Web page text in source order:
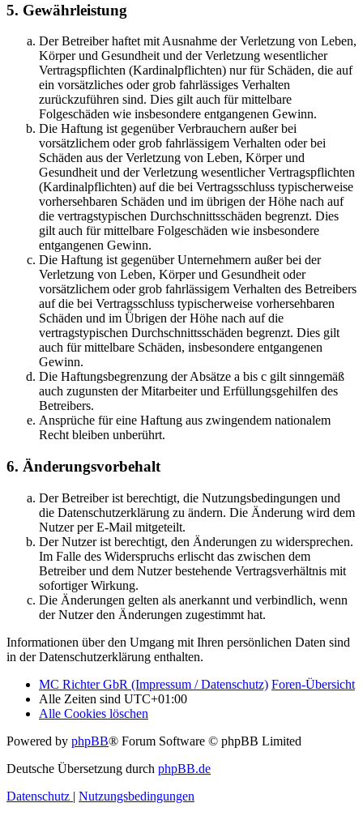
5. Gewährleistung
Der Betreiber haftet mit Ausnahme der Verletzung von Leben,
Körper und Gesundheit und der Verletzung wesentlicher
Vertragspflichten (Kardinalpflichten) nur für Schäden, die auf
ein vorsätzliches oder grob fahrlässiges Verhalten
zurückzuführen sind. Dies gilt auch für mittelbare
Folgeschäden wie insbesondere entgangenen Gewinn.
Die Haftung ist gegenüber Verbrauchern außer bei
vorsätzlichem oder grob fahrlässigem Verhalten oder bei
Schäden aus der Verletzung von Leben, Körper und
Gesundheit und der Verletzung wesentlicher Vertragspflichten
(Kardinalpflichten) auf die bei Vertragsschluss typischerweise
vorhersehbaren Schäden und im übrigen der Höhe nach auf
die vertragstypischen Durchschnittsschäden begrenzt. Dies
gilt auch für mittelbare Folgeschäden wie insbesondere
entgangenen Gewinn.
Die Haftung ist gegenüber Unternehmern außer bei der
Verletzung von Leben, Körper und Gesundheit oder
vorsätzlichem oder grob fahrlässigem Verhalten des Betreibers
auf die bei Vertragsschluss typischerweise vorhersehbaren
Schäden und im Übrigen der Höhe nach auf die
vertragstypischen Durchschnittsschäden begrenzt. Dies gilt
auch für mittelbare Schäden, insbesondere entgangenen
Gewinn.
Die Haftungsbegrenzung der Absätze a bis c gilt sinngemäß
auch zugunsten der Mitarbeiter und Erfüllungsgehilfen des
Betreibers.
Ansprüche für eine Haftung aus zwingendem nationalem
Recht bleiben unberührt.
6. Änderungsvorbehalt
Der Betreiber ist berechtigt, die Nutzungsbedingungen und
die Datenschutzerklärung zu ändern. Die Änderung wird dem
Nutzer per E-Mail mitgeteilt.
Der Nutzer ist berechtigt, den Änderungen zu widersprechen.
Im Falle des Widerspruchs erlischt das zwischen dem
Betreiber und dem Nutzer bestehende Vertragsverhältnis mit
sofortiger Wirkung.
Die Änderungen gelten als anerkannt und verbindlich, wenn
der Nutzer den Änderungen zugestimmt hat.
Informationen über den Umgang mit Ihren persönlichen Daten sind
in der Datenschutzerklärung enthalten.
MC Richter GbR (Impressum / Datenschutz) Foren-Übersicht
Alle Zeiten sind UTC+01:00
Alle Cookies löschen
Powered by phpBB® Forum Software © phpBB Limited
Deutsche Übersetzung durch phpBB.de
Datenschutz | Nutzungsbedingungen